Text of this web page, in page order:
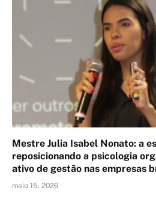
Mestre Julia Isabel Nonato: a
reposicionando a psicologia
ativo de gestão nas empresas
maio 15, 2026